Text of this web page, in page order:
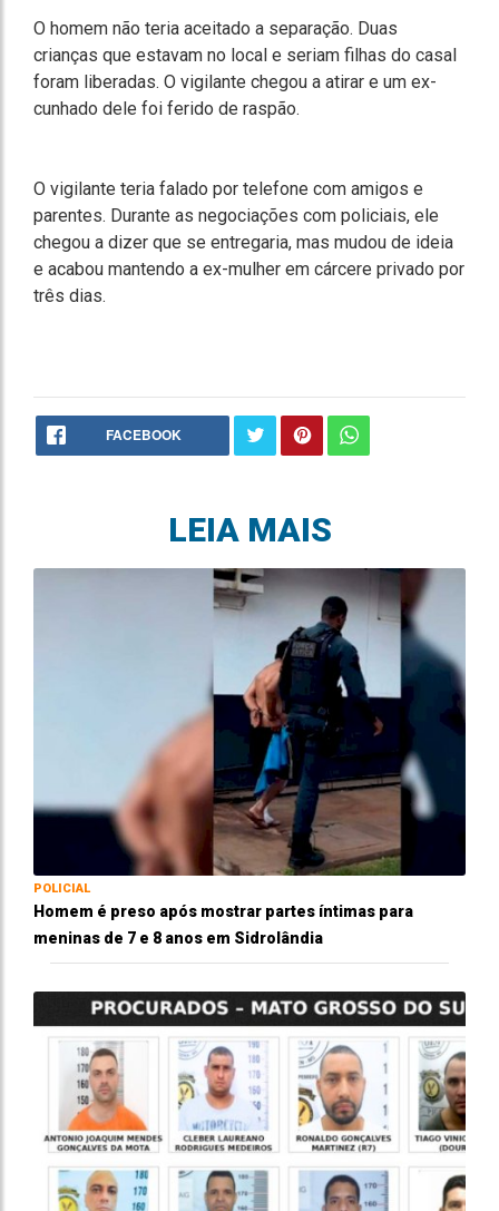
O homem não teria aceitado a separação. Duas
crianças que estavam no local e seriam filhas do casal
foram liberadas. O vigilante chegou a atirar e um ex-
cunhado dele foi ferido de raspão.
O vigilante teria falado por telefone com amigos e
parentes. Durante as negociações com policiais, ele
chegou a dizer que se entregaria, mas mudou de ideia
e acabou mantendo a ex-mulher em cárcere privado por
três dias.
FACEBOOK
LEIA MAIS
POLICIAL
Homem é preso após mostrar partes íntimas para
meninas de 7 e 8 anos em Sidrolândia